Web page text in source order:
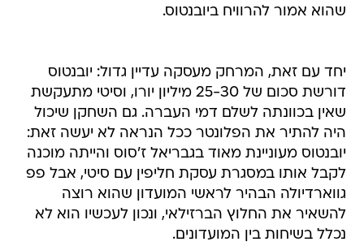
שהוא אמור להרוויח ביובנטוס.
יחד עם זאת, המרחק מעסקה עדיין גדול: יובנטוס
דורשת סכום של 25-30 מיליון יורו, וסיטי מתעקשת
שאין בכוונתה לשלם דמי העברה. גם השחקן שיכול
היה להתיר את הפלונטר ככל הנראה לא יעשה זאת:
יובנטוס מעוניינת מאוד בגבריאל ז'סוס והייתה מוכנה
לקבל אותו במסגרת עסקת חליפין עם סיטי, אבל פפ
גווארדיולה הבהיר לראשי המועדון שהוא רוצה
להשאיר את החלוץ הברזילאי, ונכון לעכשיו הוא לא
נכלל בשיחות בין המועדונים.